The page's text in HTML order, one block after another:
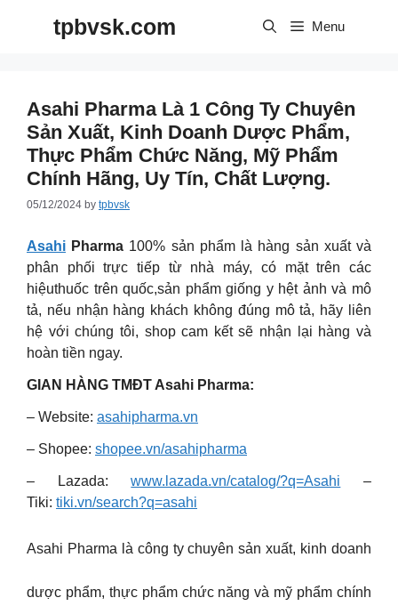
tpbvsk.com Menu
Asahi Pharma Là 1 Công Ty Chuyên
Sản Xuất, Kinh Doanh Dược Phẩm,
Thực Phẩm Chức Năng, Mỹ Phẩm
Chính Hãng, Uy Tín, Chất Lượng.
05/12/2024 by tpbvsk
Asahi Pharma 100% sản phẩm là hàng sản xuất và
phân phối trực tiếp từ nhà máy, có mặt trên các
hiệuthuốc trên quốc,sản phẩm giống y hệt ảnh và mô
tả, nếu nhận hàng khách không đúng mô tả, hãy liên
hệ với chúng tôi, shop cam kết sẽ nhận lại hàng và
hoàn tiền ngay.
GIAN HÀNG TMĐT Asahi Pharma:
– Website: asahipharma.vn
– Shopee: shopee.vn/asahipharma
– Lazada:www.lazada.vn/catalog/?q=Asahi –
Tiki: tiki.vn/search?q=asahi
Asahi Pharma là công ty chuyên sản xuất, kinh doanh
dược phẩm, thực phẩm chức năng và mỹ phẩm chính